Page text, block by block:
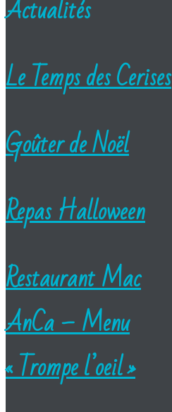
Actualités
Le Temps des Cerises
Goûter de Noël
Repas Halloween
Restaurant Mac
AnCa – Menu
« Trompe l’oeil »